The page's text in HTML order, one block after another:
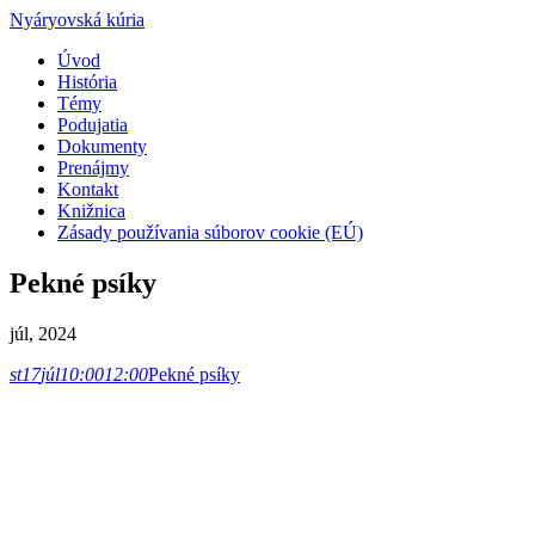
Nyáryovská kúria
Úvod
História
Témy
Podujatia
Dokumenty
Prenájmy
Kontakt
Knižnica
Zásady používania súborov cookie (EÚ)
Pekné psíky
júl, 2024
st17júl10:0012:00Pekné psíky